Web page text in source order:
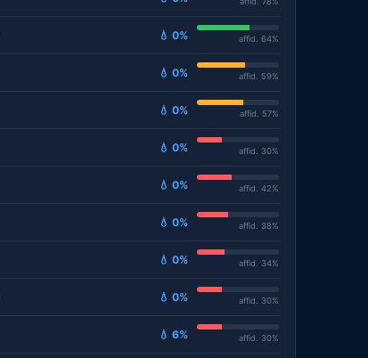
💧 0% affid. 64%
💧 0% affid. 59%
💧 0% affid. 57%
💧 0% affid. 30%
💧 0% affid. 42%
💧 0% affid. 38%
💧 0% affid. 34%
💧 0% affid. 30%
💧 6% affid. 30%